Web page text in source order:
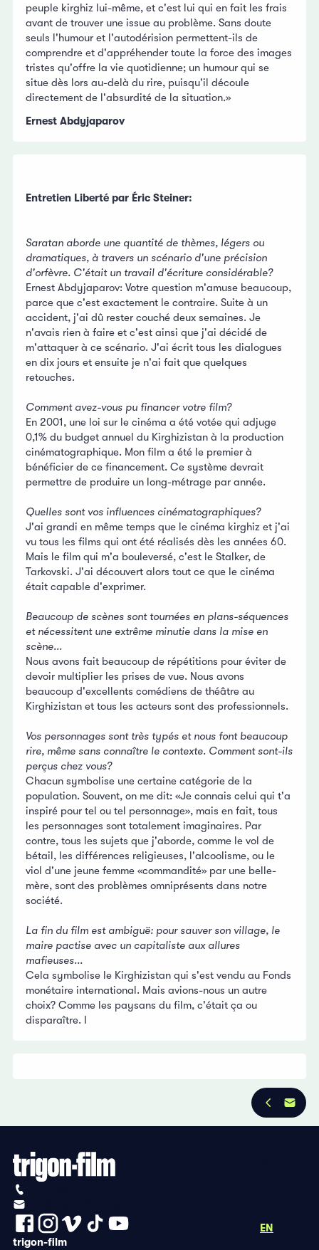
peuple kirghiz lui-même, et c'est lui qui en fait les frais
avant de trouver une issue au problème. Sans doute
seuls l'humour et l'autodérision permettent-ils de
comprendre et d'appréhender toute la force des images
tristes qu'offre la vie quotidienne; un humour qui se
situe dès lors au-delà du rire, puisqu'il découle
directement de l'absurdité de la situation.»
Ernest Abdyjaparov
Entretien Liberté par Éric Steiner:
Saratan aborde une quantité de thèmes, légers ou
dramatiques, à travers un scénario d'une précision
d'orfèvre. C'était un travail d'écriture considérable?
Ernest Abdyjaparov: Votre question m'amuse beaucoup,
parce que c'est exactement le contraire. Suite à un
accident, j'ai dû rester couché deux semaines. Je
n'avais rien à faire et c'est ainsi que j'ai décidé de
m'attaquer à ce scénario. J'ai écrit tous les dialogues
en dix jours et ensuite je n'ai fait que quelques
retouches.
Comment avez-vous pu financer votre film?
En 2001, une loi sur le cinéma a été votée qui adjuge
0,1% du budget annuel du Kirghizistan à la production
cinématographique. Mon film a été le premier à
bénéficier de ce financement. Ce système devrait
permettre de produire un long-métrage par année.
Quelles sont vos influences cinématographiques?
J'ai grandi en même temps que le cinéma kirghiz et j'ai
vu tous les films qui ont été réalisés dès les années 60.
Mais le film qui m'a bouleversé, c'est le Stalker, de
Tarkovski. J'ai découvert alors tout ce que le cinéma
était capable d'exprimer.
Beaucoup de scènes sont tournées en plans-séquences
et nécessitent une extrême minutie dans la mise en
scène...
Nous avons fait beaucoup de répétitions pour éviter de
devoir multiplier les prises de vue. Nous avons
beaucoup d'excellents comédiens de théâtre au
Kirghizistan et tous les acteurs sont des professionnels.
Vos personnages sont très typés et nous font beaucoup
rire, même sans connaître le contexte. Comment sont-ils
perçus chez vous?
Chacun symbolise une certaine catégorie de la
population. Souvent, on me dit: «Je connais celui qui t'a
inspiré pour tel ou tel personnage», mais en fait, tous
les personnages sont totalement imaginaires. Par
contre, tous les sujets que j'aborde, comme le vol de
bétail, les différences religieuses, l'alcoolisme, ou le
viol d'une jeune femme «commandité» par une belle-
mère, sont des problèmes omniprésents dans notre
société.
La fin du film est ambiguë: pour sauver son village, le
maire pactise avec un capitaliste aux allures
mafieuses...
Cela symbolise le Kirghizistan qui s'est vendu au Fonds
monétaire international. Mais avions-nous un autre
choix? Comme les paysans du film, c'était ça ou
disparaître. I
EN
trigon-film